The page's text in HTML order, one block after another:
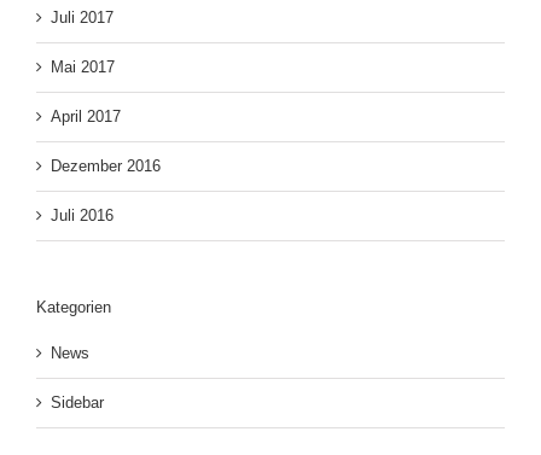
Juli 2017
Mai 2017
April 2017
Dezember 2016
Juli 2016
Kategorien
News
Sidebar